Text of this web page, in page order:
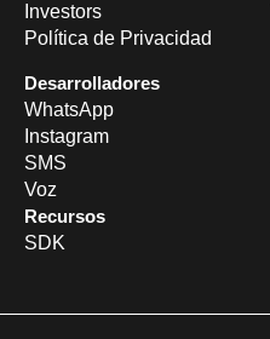
Investors
Política de Privacidad
Desarrolladores
WhatsApp
Instagram
SMS
Voz
Recursos
SDK